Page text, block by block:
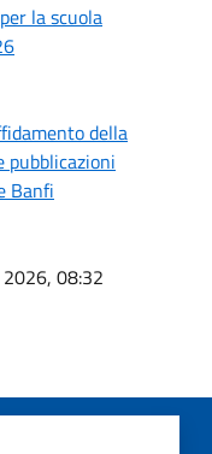
la scuola
della
pubblicazioni
Banfi
08:32